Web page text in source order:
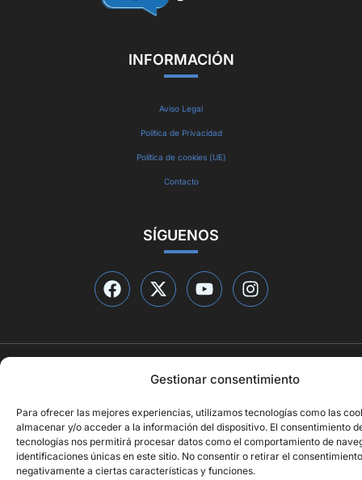
Gestionar consentimiento
Para ofrecer las mejores experiencias, utilizamos tecnologías como las
almacenar y/o acceder a la información del dispositivo. El consentimiento
tecnologías nos permitirá procesar datos como el comportamiento de
identificaciones únicas en este sitio. No consentir o retirar el
negativamente a ciertas características y funciones.
INFORMACIÓN
Aviso Legal
Política de Privacidad
Política de cookies (UE)
Contacto
SÍGUENOS
Diseño web porideasyletras.com